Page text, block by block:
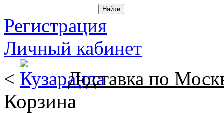
Регистрация
Личный кабинет
<
Доставка по
Корзина